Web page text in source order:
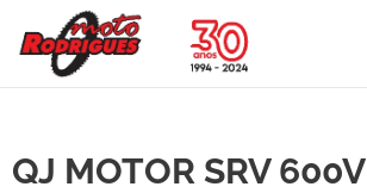
QJ MOTOR SRV 600V